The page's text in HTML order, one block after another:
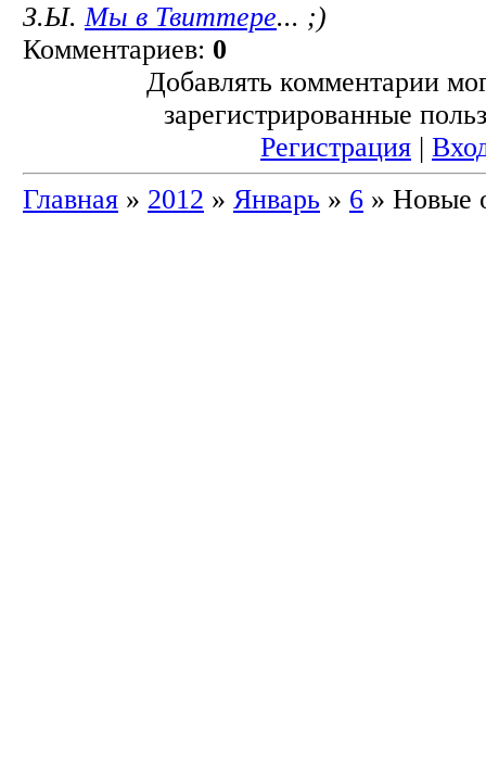
З.Ы.Мы в Твиттере... ;)
Комментариев: 0
Добавлять комментарии
зарегистрированные
Регистрация |
Главная » 2012 » Январь » 6 » Новые